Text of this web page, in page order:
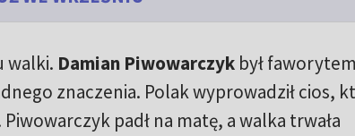
walki. Damian Piwowarczykbył faworytem
znaczenia. Polak wyprowadził cios,
padł na matę, a walka trwała